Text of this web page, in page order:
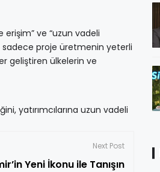
erişim” ve “uzun vadeli
sadece proje üretmenin yeterli
geliştiren ülkelerin ve
yatırımcılarına uzun vadeli
Next Post
Yeni İkonu ile Tanışın